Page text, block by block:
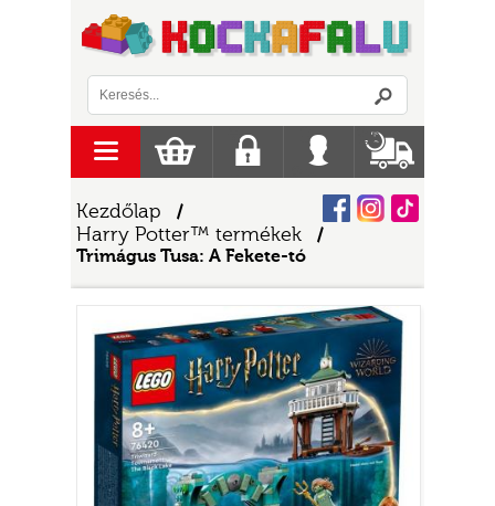
Kezdőlap /
Harry Potter™ termékek
/
Trimágus Tusa: A Fekete-tó